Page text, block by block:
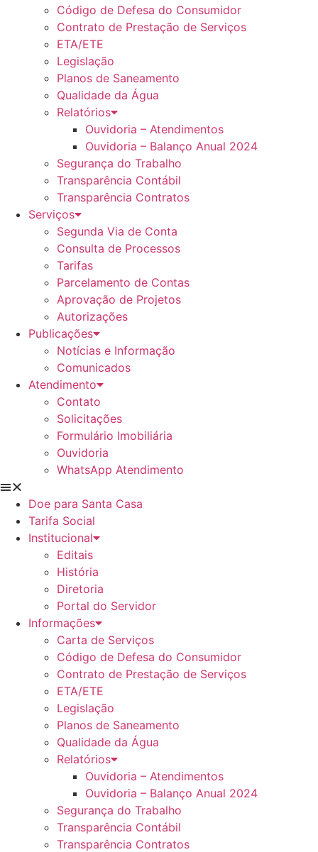
Código de Defesa do Consumidor
Contrato de Prestação de Serviços
ETA/ETE
Legislação
Planos de Saneamento
Qualidade da Água
Relatórios
Ouvidoria – Atendimentos
Ouvidoria – Balanço Anual 2024
Segurança do Trabalho
Transparência Contábil
Transparência Contratos
Serviços
Segunda Via de Conta
Consulta de Processos
Tarifas
Parcelamento de Contas
Aprovação de Projetos
Autorizações
Publicações
Notícias e Informação
Comunicados
Atendimento
Contato
Solicitações
Formulário Imobiliária
Ouvidoria
WhatsApp Atendimento
Doe para Santa Casa
Tarifa Social
Institucional
Editais
História
Diretoria
Portal do Servidor
Informações
Carta de Serviços
Código de Defesa do Consumidor
Contrato de Prestação de Serviços
ETA/ETE
Legislação
Planos de Saneamento
Qualidade da Água
Relatórios
Ouvidoria – Atendimentos
Ouvidoria – Balanço Anual 2024
Segurança do Trabalho
Transparência Contábil
Transparência Contratos